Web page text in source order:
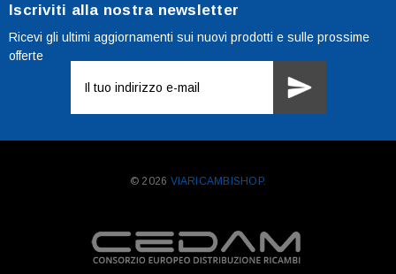
Iscriviti alla nostra newsletter
Ricevi gli ultimi aggiornamenti sui nuovi prodotti e sulle prossime
offerte
mail
© 2026 VIARICAMBISHOP.